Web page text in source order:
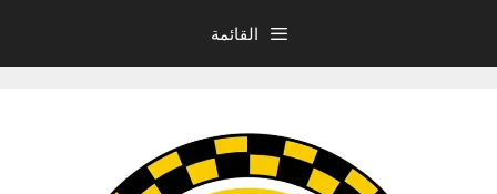
المحتوى
القائمة